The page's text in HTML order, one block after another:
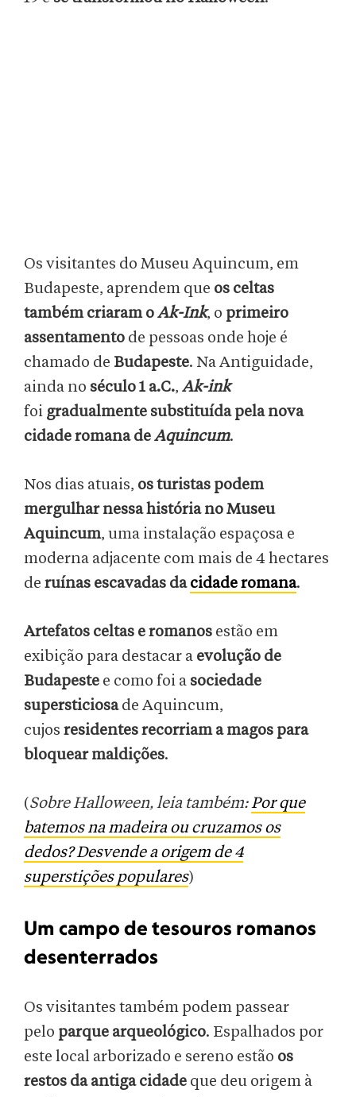
Os visitantes do Museu Aquincum, em
Budapeste, aprendem que os celtas
também criaram oAk-Ink, o primeiro
assentamento de pessoas onde hoje é
chamado de Budapeste. Na Antiguidade,
ainda no século 1 a.C., Ak-ink
foi gradualmente substituída pela nova
cidade romana deAquincum.
Nos dias atuais, os turistas podem
mergulhar nessa história no Museu
Aquincum, uma instalação espaçosa e
moderna adjacente com mais de 4 hectares
de ruínas escavadas dacidade romana.
Artefatos celtas e romanos estão em
exibição para destacar a evolução de
Budapeste e como foi a sociedade
supersticiosade Aquincum,
cujos residentes recorriam a magos para
bloquear maldições.
(Sobre Halloween, leia também:Por que
batemos na madeira ou cruzamos os
dedos? Desvende a origem de 4
superstições populares)
Um campo de tesouros romanos
desenterrados
Os visitantes também podem passear
pelo parque arqueológico. Espalhados por
este local arborizado e sereno estão os
restos da antiga cidade que deu origem à